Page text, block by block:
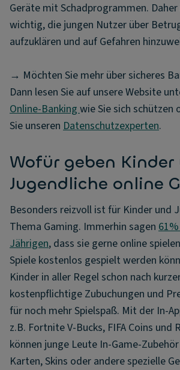
Geräte mit Schadprogrammen.
wichtig, die jungen Nutzer über
aufzuklären und auf Gefahren
→ Möchten Sie mehr über sicheres
Dann lesen Sie auf unsere Website
Online-Bankingwie Sie sich
Sie unseren Datenschutzexperten.
Wofür geben Kinder
Jugendliche online
Besonders reizvoll ist für Kinder und
Thema Gaming. Immerhin sagen
Jährigen, dass sie gerne online
Spiele kostenlos gespielt werden
Kinder in aller Regel schon nach
kostenpflichtige Zubuchungen und
für noch mehr Spielspaß. Mit der In-
z.B. Fortnite V-Bucks, FIFA Coins und
können junge Leute In-Game-
Karten, Skins oder andere spezielle